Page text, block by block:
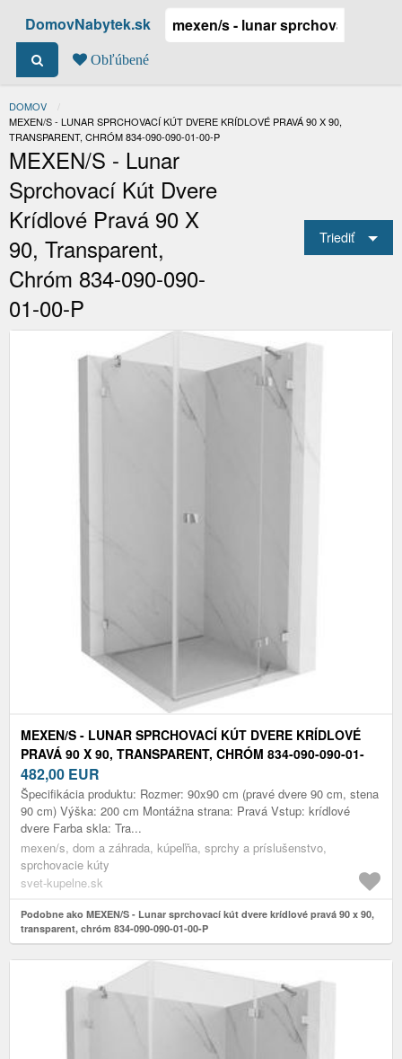
DomovNabytek.sk
Obľúbené
DOMOV
ACTUAL:
MEXEN/S - LUNAR SPRCHOVACÍ KÚT DVERE KRÍDLOVÉ PRAVÁ 90 X 90,
TRANSPARENT, CHRÓM 834-090-090-01-00-P
MEXEN/S - Lunar
Sprchovací Kút Dvere
Krídlové Pravá 90 X
90, Transparent,
Chróm 834-090-090-
01-00-P
Triediť
MEXEN/S - LUNAR SPRCHOVACÍ KÚT DVERE KRÍDLOVÉ
PRAVÁ 90 X 90, TRANSPARENT, CHRÓM 834-090-090-01-
00-P
482,00 EUR
Špecifikácia produktu: Rozmer: 90x90 cm (pravé dvere 90 cm, stena
90 cm) Výška: 200 cm Montážna strana: Pravá Vstup: krídlové
dvere Farba skla: Tra...
mexen/s, dom a záhrada, kúpeľňa, sprchy a príslušenstvo,
sprchovacie kúty
svet-kupelne.sk
Podobne ako MEXEN/S - Lunar sprchovací kút dvere krídlové pravá 90 x 90,
transparent, chróm 834-090-090-01-00-P